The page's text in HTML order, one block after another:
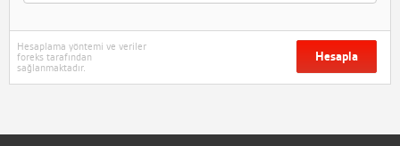
Hesaplama yöntemi ve veriler
foreks tarafından
sağlanmaktadır.
Hesapla